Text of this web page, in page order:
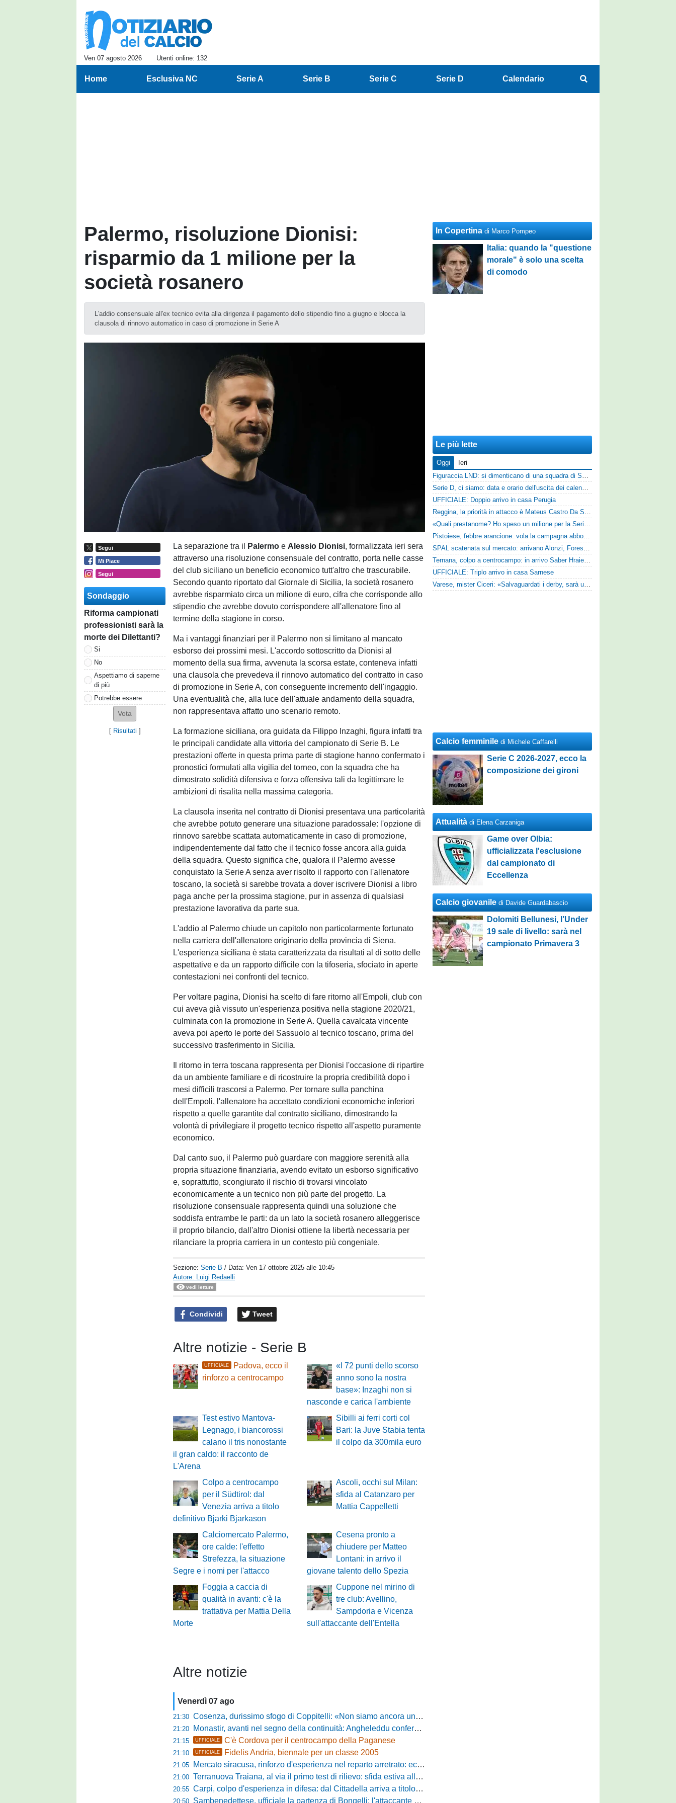
Ven 07 agosto 2026 Utenti online: 132
Home Esclusiva NC Serie A Serie B Serie C Serie D Calendario
Palermo, risoluzione Dionisi:
risparmio da 1 milione per la
società rosanero
L'addio consensuale all'ex tecnico evita alla dirigenza il pagamento dello stipendio fino a giugno e blocca la
clausola di rinnovo automatico in caso di promozione in Serie A
Segui
Mi Piace
Segui
Sondaggio
Riforma campionati
professionisti sarà la
morte dei Dilettanti?
Si
No
Aspettiamo di saperne
di più
Potrebbe essere
[ Risultati ]
La separazione tra il Palermoe Alessio Dionisi, formalizzata ieri sera
attraverso una risoluzione consensuale del contratto, porta nelle casse
del club siciliano un beneficio economico tutt'altro che trascurabile.
Secondo quanto riportato dal Giornale di Sicilia, la società rosanero
avrebbe risparmiato circa un milione di euro, cifra che corrisponde allo
stipendio che avrebbe dovuto corrispondere all'allenatore fino al
termine della stagione in corso.
Ma i vantaggi finanziari per il Palermo non si limitano al mancato
esborso dei prossimi mesi. L'accordo sottoscritto da Dionisi al
momento della sua firma, avvenuta la scorsa estate, conteneva infatti
una clausola che prevedeva il rinnovo automatico del contratto in caso
di promozione in Serie A, con conseguente incremento dell'ingaggio.
Una eventualità che, alla luce dell'attuale andamento della squadra,
non rappresentava affatto uno scenario remoto.
La formazione siciliana, ora guidata da Filippo Inzaghi, figura infatti tra
le principali candidate alla vittoria del campionato di Serie B. Le
prestazioni offerte in questa prima parte di stagione hanno confermato i
pronostici formulati alla vigilia del torneo, con la squadra che ha
dimostrato solidità difensiva e forza offensiva tali da legittimare le
ambizioni di risalita nella massima categoria.
La clausola inserita nel contratto di Dionisi presentava una particolarità
che avrebbe potuto generare una situazione paradossale: l'opzione di
rinnovo sarebbe scattata automaticamente in caso di promozione,
indipendentemente dal fatto che il tecnico fosse ancora alla guida
della squadra. Questo significa che, qualora il Palermo avesse
conquistato la Serie A senza aver risolto il rapporto con l'allenatore
toscano, la società si sarebbe trovata a dover iscrivere Dionisi a libro
paga anche per la prossima stagione, pur in assenza di qualsiasi
prestazione lavorativa da parte sua.
L'addio al Palermo chiude un capitolo non particolarmente fortunato
nella carriera dell'allenatore originario della provincia di Siena.
L'esperienza siciliana è stata caratterizzata da risultati al di sotto delle
aspettative e da un rapporto difficile con la tifoseria, sfociato in aperte
contestazioni nei confronti del tecnico.
Per voltare pagina, Dionisi ha scelto di fare ritorno all'Empoli, club con
cui aveva già vissuto un'esperienza positiva nella stagione 2020/21,
culminata con la promozione in Serie A. Quella cavalcata vincente
aveva poi aperto le porte del Sassuolo al tecnico toscano, prima del
successivo trasferimento in Sicilia.
Il ritorno in terra toscana rappresenta per Dionisi l'occasione di ripartire
da un ambiente familiare e di ricostruire la propria credibilità dopo i
mesi difficili trascorsi a Palermo. Per tornare sulla panchina
dell'Empoli, l'allenatore ha accettato condizioni economiche inferiori
rispetto a quelle garantite dal contratto siciliano, dimostrando la
volontà di privilegiare il progetto tecnico rispetto all'aspetto puramente
economico.
Dal canto suo, il Palermo può guardare con maggiore serenità alla
propria situazione finanziaria, avendo evitato un esborso significativo
e, soprattutto, scongiurato il rischio di trovarsi vincolato
economicamente a un tecnico non più parte del progetto. La
risoluzione consensuale rappresenta quindi una soluzione che
soddisfa entrambe le parti: da un lato la società rosanero alleggerisce
il proprio bilancio, dall'altro Dionisi ottiene la libertà necessaria per
rilanciare la propria carriera in un contesto più congeniale.
Sezione:Serie B / Data:Ven 17 ottobre 2025 alle 10:45
Autore: Luigi Redaelli
vedi letture
Condividi Tweet
Altre notizie - Serie B
UFFICIALE
Padova, ecco il
rinforzo a centrocampo
«I 72 punti dello scorso
anno sono la nostra
base»: Inzaghi non si
nasconde e carica l'ambiente
Test estivo Mantova-
Legnago, i biancorossi
calano il tris nonostante
il gran caldo: il racconto de
L'Arena
Sibilli ai ferri corti col
Bari: la Juve Stabia tenta
il colpo da 300mila euro
Colpo a centrocampo
per il Südtirol: dal
Venezia arriva a titolo
definitivo Bjarki Bjarkason
Ascoli, occhi sul Milan:
sfida al Catanzaro per
Mattia Cappelletti
Calciomercato Palermo,
ore calde: l'effetto
Strefezza, la situazione
Segre e i nomi per l'attacco
Cesena pronto a
chiudere per Matteo
Lontani: in arrivo il
giovane talento dello Spezia
Foggia a caccia di
qualità in avanti: c'è la
trattativa per Mattia Della
Morte
Cuppone nel mirino di
tre club: Avellino,
Sampdoria e Vicenza
sull'attaccante dell'Entella
Altre notizie
Venerdì 07 ago
21:30 Cosenza, durissimo sfogo di Coppitelli: «Non siamo ancora una squadra, ora serve tirare una riga!»
21:20 Monastir, avanti nel segno della continuità: Angheleddu confermato in panchina, in attacco arriva Loru
21:15 UFFICIALE C'è Cordova per il centrocampo della Paganese
21:10 UFFICIALE Fidelis Andria, biennale per un classe 2005
21:05 Mercato siracusa, rinforzo d'esperienza nel reparto arretrato: ecco Orlando
21:00 Terranuova Traiana, al via il primo test di rilievo: sfida estiva allo Zecchini con il Grosseto
20:55 Carpi, colpo d'esperienza in difesa: dal Cittadella arriva a titolo definitivo Riccardo Gatti
20:50 Sambenedettese, ufficiale la partenza di Bongelli: l'attaccante passa in Serie D
In Copertina di Marco Pompeo
Italia: quando la "questione
morale" è solo una scelta
di comodo
Le più lette
Oggi
Ieri
Figuraccia LND: si dimenticano di una squadra di Serie D, è da rifare il programma Coppa Italia
Serie D, ci siamo: data e orario dell'uscita dei calendari ufficiali
UFFICIALE: Doppio arrivo in casa Perugia
Reggina, la priorità in attacco è Mateus Castro Da Silva: ore decisive per la fumata bianca
«Quali prestanome? Ho speso un milione per la Serie D»: Bandecchi rompe il silenzio sul futuro della Ternana
Pistoiese, febbre arancione: vola la campagna abbonamenti, superata quota 750 tessere
SPAL scatenata sul mercato: arrivano Alonzi, Foresta, Munaretto e Tobia
Ternana, colpo a centrocampo: in arrivo Saber Hraiech, per Scappini si attende l'accordo
UFFICIALE: Triplo arrivo in casa Sarnese
Varese, mister Ciceri: «Salvaguardati i derby, sarà un campionato avvincente»
Calcio femminile di Michele Caffarelli
Serie C 2026-2027, ecco la
composizione dei gironi
Attualità di Elena Carzaniga
Game over Olbia:
ufficializzata l'esclusione
dal campionato di
Eccellenza
Calcio giovanile di Davide Guardabascio
Dolomiti Bellunesi, l’Under
19 sale di livello: sarà nel
campionato Primavera 3